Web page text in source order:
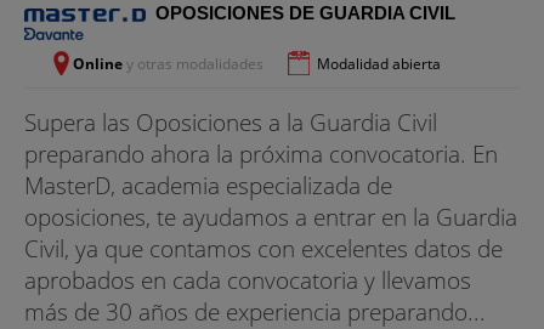
OPOSICIONES DE GUARDIA CIVIL
Onliney otras modalidades Modalidad abierta
Supera las Oposiciones a la Guardia Civil
preparando ahora la próxima convocatoria. En
MasterD, academia especializada de
oposiciones, te ayudamos a entrar en la Guardia
Civil, ya que contamos con excelentes datos de
aprobados en cada convocatoria y llevamos
más de 30 años de experiencia preparando...